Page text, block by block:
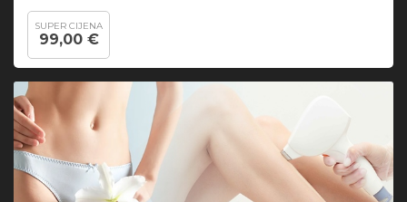
SUPER CIJENA
99,00 €